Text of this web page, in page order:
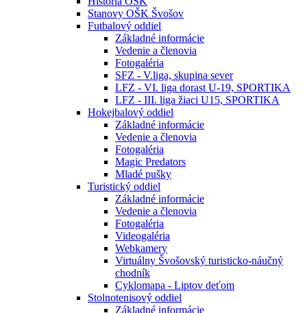
Stanovy OŠK Švošov
Futbalový oddiel
Základné informácie
Vedenie a členovia
Fotogaléria
SFZ - V.liga, skupina sever
LFZ - VI. liga dorast U-19, SPORTIKA
LFZ - III. liga žiaci U15, SPORTIKA
Hokejbalový oddiel
Základné informácie
Vedenie a členovia
Fotogaléria
Magic Predators
Mladé pušky
Turistický oddiel
Základné informácie
Vedenie a členovia
Fotogaléria
Videogaléria
Webkamery
Virtuálny Švošovský turisticko-náučný
chodník
Cyklomapa - Liptov deťom
Stolnotenisový oddiel
Základné informácie